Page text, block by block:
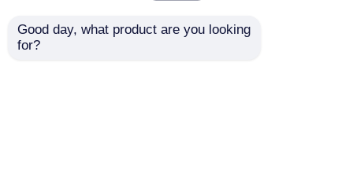
Сейсмостойкое
Good day, what product are you looking
for?